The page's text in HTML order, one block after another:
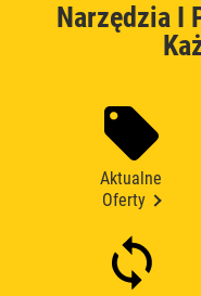
Narzędzia I
Aktualne
Oferty